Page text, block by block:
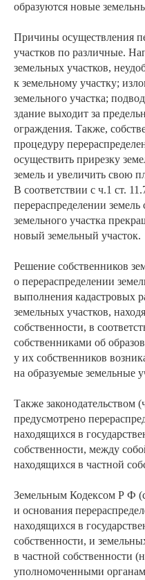
образуются новые
Причины осуществления
участков по различные.
земельных участков,
к земельному участку;
земельного участка;
здание выходит за
ограждения. Также,
процедуру
осуществить прирезку
земель и увеличить свою
В соответствии с ч.1 ст.
перераспределении
земельного участка
новый земельный участок.
Решение собственников
о перераспределении
выполнения кадастровых
земельных участков,
собственности, в
собственниками об
у их собственников
на образуемые земельные
Также законодательством
предусмотрено
находящихся в
собственности, между
находящихся в частной
Земельным Кодексом Р Ф
и основания
находящихся в
собственности, и
в частной собственности
уполномоченными